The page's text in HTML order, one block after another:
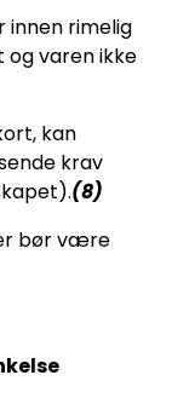
innen rimelig
varen ikke
kan
krav
(8)
bør være